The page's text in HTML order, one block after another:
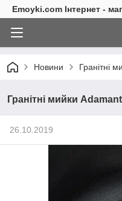
Emoyki.com Інтернет -
Новини Гранітні
Гранітні мийки
26.10.2019